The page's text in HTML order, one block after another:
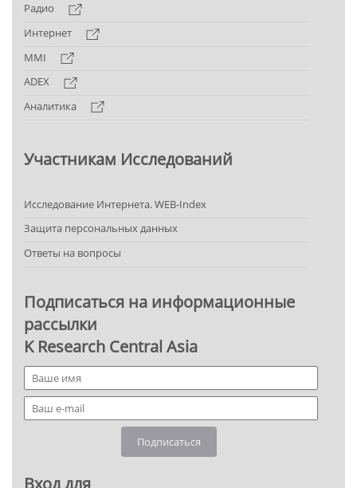
Радио
Интернет
MMI
ADEX
Аналитика
Участникам Исследований
Исследование Интернета. WEB-Index
Защита персональных данных
Ответы на вопросы
Подписаться на информационные
рассылки
K Research Central Asia
Подписаться
Вход для